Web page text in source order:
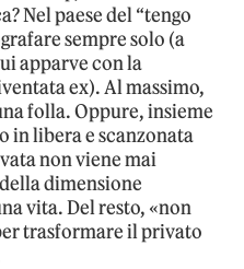
Nel paese del “tengo
sempre solo (a
apparve con la
ex). Al massimo,
folla. Oppure, insieme
in libera e scanzonata
non viene mai
dimensione
vita. Del resto, «non
trasformare il privato